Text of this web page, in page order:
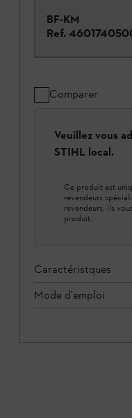
BF-KM
Ref.
Comparer
Veuillez vous
STIHL local.
Ce produit est
revendeurs
revendeurs, ils
produit.
Caractéristques
Mode d'emploi